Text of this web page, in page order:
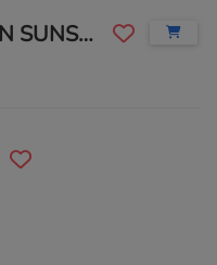
COVER ME IN SUNSHINE